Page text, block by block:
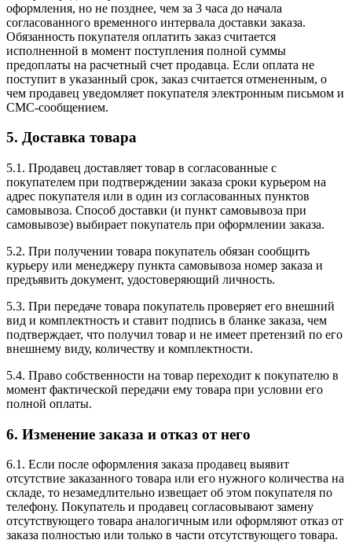
оформления, но не позднее, чем за 3 часа до начала
согласованного временного интервала доставки заказа.
Обязанность покупателя оплатить заказ считается
исполненной в момент поступления полной суммы
предоплаты на расчетный счет продавца. Если оплата не
поступит в указанный срок, заказ считается отмененным, о
чем продавец уведомляет покупателя электронным письмом и
СМС-сообщением.
5. Доставка товара
5.1. Продавец доставляет товар в согласованные с
покупателем при подтверждении заказа сроки курьером на
адрес покупателя или в один из согласованных пунктов
самовывоза. Способ доставки (и пункт самовывоза при
самовывозе) выбирает покупатель при оформлении заказа.
5.2. При получении товара покупатель обязан сообщить
курьеру или менеджеру пункта самовывоза номер заказа и
предъявить документ, удостоверяющий личность.
5.3. При передаче товара покупатель проверяет его внешний
вид и комплектность и ставит подпись в бланке заказа, чем
подтверждает, что получил товар и не имеет претензий по его
внешнему виду, количеству и комплектности.
5.4. Право собственности на товар переходит к покупателю в
момент фактической передачи ему товара при условии его
полной оплаты.
6. Изменение заказа и отказ от него
6.1. Если после оформления заказа продавец выявит
отсутствие заказанного товара или его нужного количества на
складе, то незамедлительно извещает об этом покупателя по
телефону. Покупатель и продавец согласовывают замену
отсутствующего товара аналогичным или оформляют отказ от
заказа полностью или только в части отсутствующего товара.